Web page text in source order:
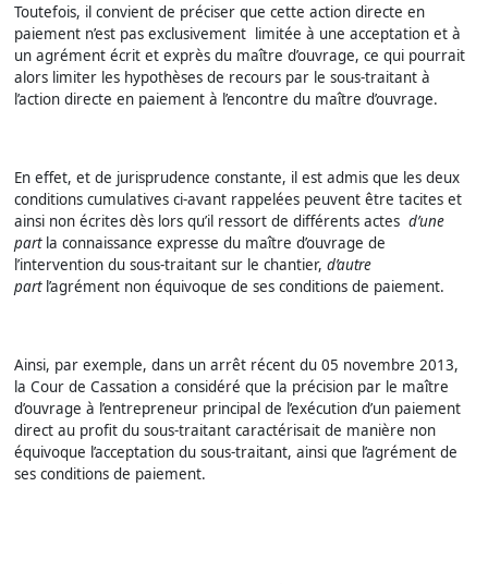
Toutefois, il convient de préciser que cette action directe en
paiement n’est pas exclusivement limitée à une acceptation et à
un agrément écrit et exprès du maître d’ouvrage, ce qui pourrait
alors limiter les hypothèses de recours par le sous-traitant à
l’action directe en paiement à l’encontre du maître d’ouvrage.
En effet, et de jurisprudence constante, il est admis que les deux
conditions cumulatives ci-avant rappelées peuvent être tacites et
ainsi non écrites dès lors qu’il ressort de différents actesd’une
partla connaissance expresse du maître d’ouvrage de
l’intervention du sous-traitant sur le chantier,d’autre
partl’agrément non équivoque de ses conditions de paiement.
Ainsi, par exemple, dans un arrêt récent du 05 novembre 2013,
la Cour de Cassation a considéré que la précision par le maître
d’ouvrage à l’entrepreneur principal de l’exécution d’un paiement
direct au profit du sous-traitant caractérisait de manière non
équivoque l’acceptation du sous-traitant, ainsi que l’agrément de
ses conditions de paiement.